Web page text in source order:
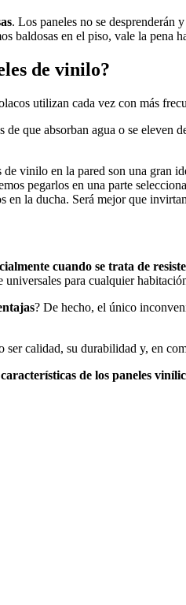
. Los paneles no se desprenderán
baldosas en el piso, vale la
de vinilo?
utilizan cada vez con más
de que absorban agua o se
vinilo en la pared son una gran
pegarlos en una parte
la ducha. Será mejor que
cuando se trata de
para cualquier
? De hecho, el único
ser calidad, su durabilidad y, en
características de los paneles